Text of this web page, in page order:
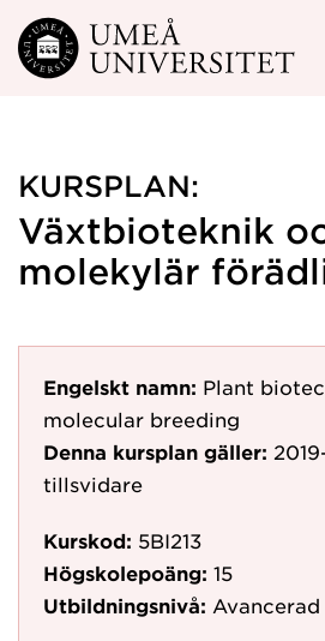
Hoppa direkt till innehållet
KURSPLAN:
Växtbioteknik
molekylär
Engelskt namn: Plant
molecular breeding
Denna kursplan gäller:
tillsvidare
Kurskod: 5BI213
Högskolepoäng: 15
Utbildningsnivå: Avancerad